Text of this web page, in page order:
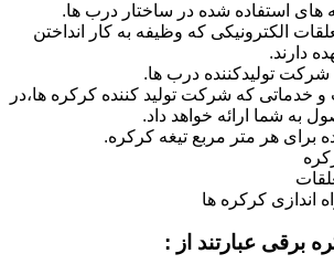
های استفاده شده در ساختار درب ها.
الکترونیکی که وظیفه به کار انداختن
دارند.
تولیدکننده درب ها.
خدماتی که شرکت تولید کننده کرکره ها،در
به شما ارائه خواهد داد.
برای هر متر مربع تیغه کرکره.
اندازی کرکره ها
برقی عبارتند از :